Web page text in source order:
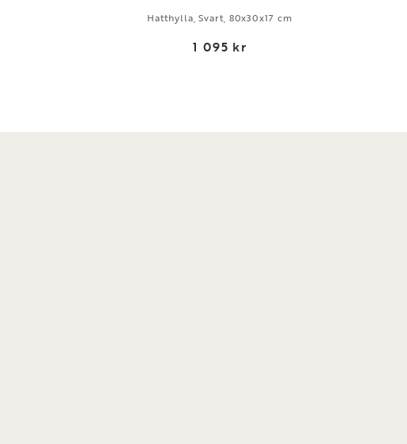
Hatthylla, Svart, 80x30x17 cm
1 095 kr